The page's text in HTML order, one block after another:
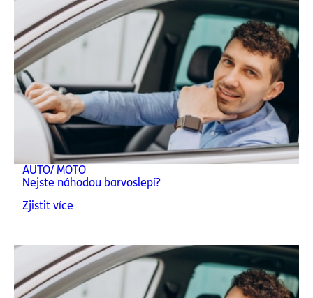
AUTO/ MOTO
Nejste náhodou barvoslepí?
Zjistit více